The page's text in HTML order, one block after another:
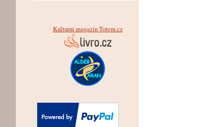
Kulturní magazín Totem.cz